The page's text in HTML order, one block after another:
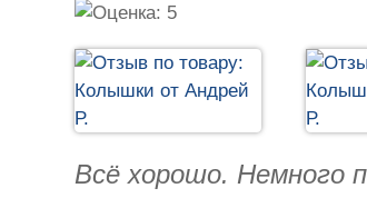
Всё хорошо. Немного